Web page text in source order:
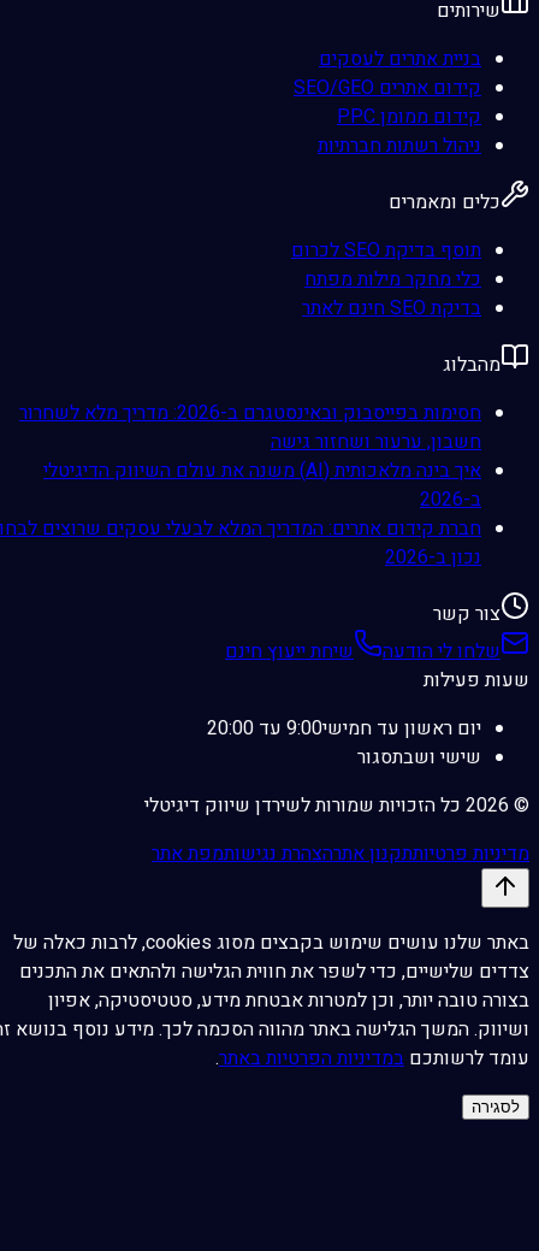
שירותים
בניית אתרים לעסקים
קידום אתרים SEO/GEO
קידום ממומן PPC
ניהול רשתות חברתיות
כלים ומאמרים
תוסף בדיקת SEO לכרום
כלי מחקר מילות מפתח
בדיקת SEO חינם לאתר
מהבלוג
חסימות בפייסבוק ובאינסטגרם ב-2026: מדריך מלא לשחרור
חשבון, ערעור ושחזור גישה
איך בינה מלאכותית (AI) משנה את עולם השיווק הדיגיטלי
ב-2026
חברת קידום אתרים: המדריך המלא לבעלי עסקים שרוצים לבחור
נכון ב-2026
צור קשר
שלחו לי הודעה
שיחת ייעוץ חינם
שעות פעילות
יום ראשון עד חמישי9:00 עד 20:00
שישי ושבתסגור
©
2026כל הזכויות שמורות לשירדן שיווק דיגיטלי
מדיניות פרטיותתקנון אתרהצהרת נגישותמפת אתר
באתר שלנו עושים שימוש בקבצים מסוג cookies, לרבות כאלה של
צדדים שלישיים, כדי לשפר את חווית הגלישה ולהתאים את התכנים
בצורה טובה יותר, וכן למטרות אבטחת מידע, סטטיסטיקה, אפיון
ושיווק. המשך הגלישה באתר מהווה הסכמה לכך. מידע נוסף בנושא זה
עומד לרשותכםבמדיניות הפרטיות באתר.
לסגירה